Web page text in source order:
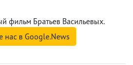
фильм Братьев Васильевых.
нас в Google.News